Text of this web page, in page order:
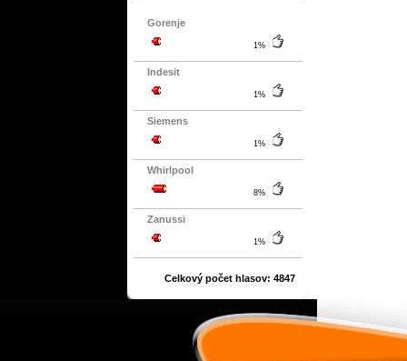
Gorenje
1%
Indesit
1%
Siemens
1%
Whirlpool
8%
Zanussi
1%
Celkový počet hlasov: 4847